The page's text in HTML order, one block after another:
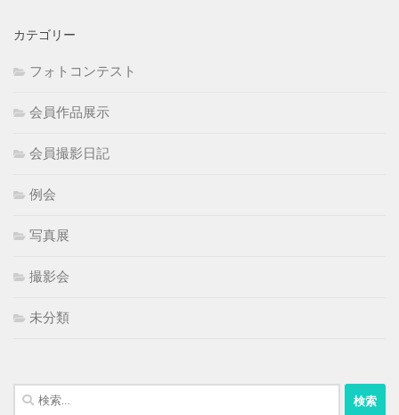
カテゴリー
フォトコンテスト
会員作品展示
会員撮影日記
例会
写真展
撮影会
未分類
検